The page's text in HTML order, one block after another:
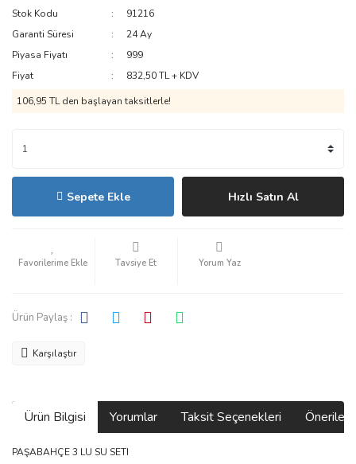
Stok Kodu
91216
Garanti Süresi
24 Ay
Piyasa Fiyatı
999
Fiyat
832,50 TL + KDV
106,95 TL den başlayan taksitlerle!
Sepete Ekle Hızlı Satın Al
Tavsiye Et Yorum Yaz
Ürün Paylaş :
Karşılaştır
Ürün Bilgisi Yorumlar Taksit Seçenekleri
PAŞABAHÇE 3 LU SU SETI